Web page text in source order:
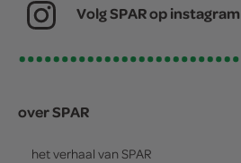
Volg SPAR op instagram
over SPAR
het verhaal van SPAR